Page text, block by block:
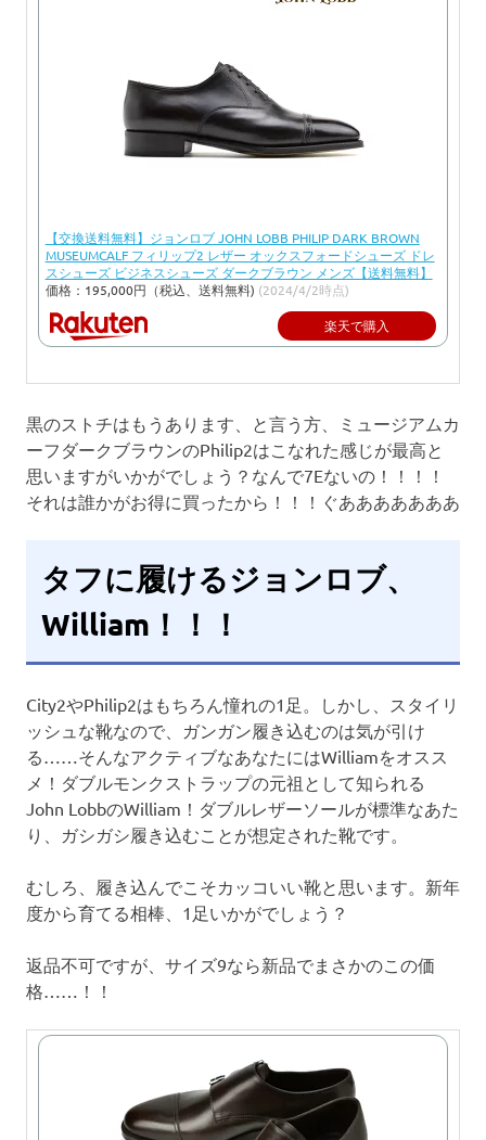
【交換送料無料】ジョンロブ JOHN LOBB PHILIP DARK BROWN
MUSEUMCALF フィリップ2 レザー オックスフォードシューズ ドレ
スシューズ ビジネスシューズ ダークブラウン メンズ【送料無料】
価格：195,000円（税込、送料無料) (2024/4/2時点)
楽天で購入
黒のストチはもうあります、と言う方、ミュージアムカ
ーフダークブラウンのPhilip2はこなれた感じが最高と
思いますがいかがでしょう？なんで7Eないの！！！！
それは誰かがお得に買ったから！！！ぐあああああああ
タフに履けるジョンロブ、
William！！！
City2やPhilip2はもちろん憧れの1足。しかし、スタイリ
ッシュな靴なので、ガンガン履き込むのは気が引け
る……そんなアクティブなあなたにはWilliamをオスス
メ！ダブルモンクストラップの元祖として知られる
John LobbのWilliam！ダブルレザーソールが標準なあた
り、ガシガシ履き込むことが想定された靴です。
むしろ、履き込んでこそカッコいい靴と思います。新年
度から育てる相棒、1足いかがでしょう？
返品不可ですが、サイズ9なら新品でまさかのこの価
格……！！